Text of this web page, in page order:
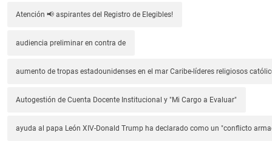
Atención 📢 aspirantes del Registro de Elegibles!
audiencia preliminar en contra de
aumento de tropas estadounidenses en el mar Caribe-líderes religiosos
Autogestión de Cuenta Docente Institucional y "Mi Cargo a Evaluar"
ayuda al papa León XIV-Donald Trump ha declarado como un "conflicto